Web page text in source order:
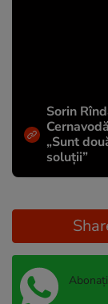
Sorin
„Sunt
soluții”